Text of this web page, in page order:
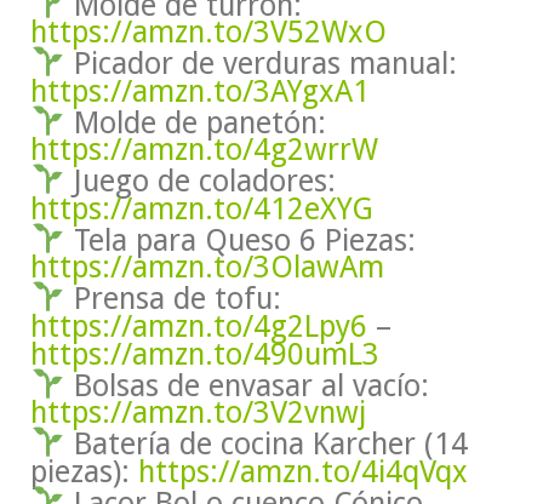
https://amzn.to/3V52WxO
Picador de verduras manual:
https://amzn.to/3AYgxA1
Molde de panetón:
https://amzn.to/4g2wrrW
Juego de coladores:
https://amzn.to/412eXYG
Tela para Queso 6 Piezas:
https://amzn.to/3OlawAm
Prensa de tofu:
https://amzn.to/4g2Lpy6 –
https://amzn.to/490umL3
Bolsas de envasar al vacío:
https://amzn.to/3V2vnwj
Batería de cocina Karcher (14
piezas): https://amzn.to/4i4qVqx